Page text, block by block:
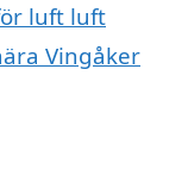
luft luft
Vingåker